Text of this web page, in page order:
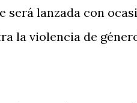
será lanzada con
la violencia de